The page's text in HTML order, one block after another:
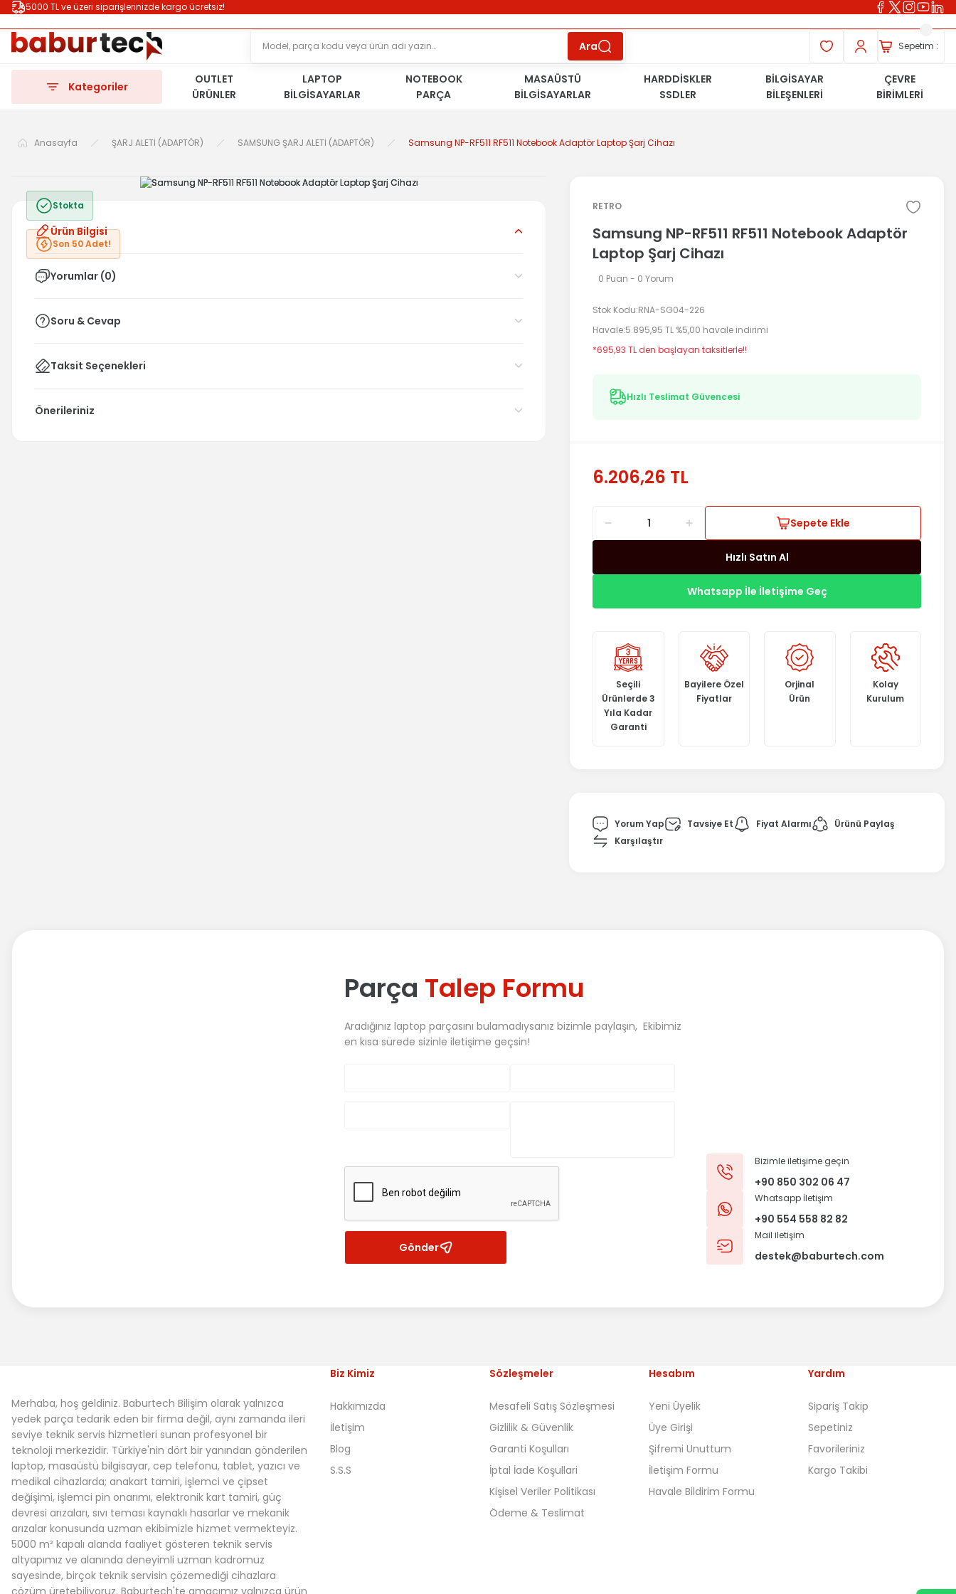
5000 TL ve üzeri siparişlerinizde kargo ücretsiz!
ÜCRETSİZ TESLİMAT İMKANIKOŞULSUZ İADE
HAKKISÜRDÜRÜLEBİLİR ÜRÜNLER
Ara Sepetim :
Kategoriler
OUTLET
ÜRÜNLER
LAPTOP
BİLGİSAYARLAR
NOTEBOOK
PARÇA
MASAÜSTÜ
BİLGİSAYARLAR
HARDDİSKLER
SSDLER
BİLGİSAYAR
BİLEŞENLERİ
ÇEVRE
BİRİMLERİ
Anasayfa ŞARJ ALETİ (ADAPTÖR) SAMSUNG ŞARJ ALETİ (ADAPTÖR) Samsung NP-RF511 RF511 Notebook Adaptör Laptop Şarj Cihazı
Stokta
Son 50 Adet!
Ürün Bilgisi
Yorumlar (0)
Soru & Cevap
Taksit Seçenekleri
Önerileriniz
RETRO
Samsung NP-RF511 RF511 Notebook Adaptör
Laptop Şarj Cihazı
0 Puan - 0 Yorum
Stok Kodu RNA-SG04-226
Havale 5.895,95 TL %5,00 havale indirimi
*695,93 TL den başlayan taksitlerle!!
Hızlı Teslimat Güvencesi
6.206,26 TL
Sepete Ekle
Hızlı Satın Al
Whatsapp İle İletişime Geç
Seçili
Ürünlerde 3
Yıla Kadar
Garanti
Bayilere Özel
Fiyatlar
Orjinal
Ürün
Kolay
Kurulum
Yorum Yap Tavsiye Et Fiyat Alarmı
Ürünü Paylaş
Karşılaştır
Parça Talep Formu
Aradığınız laptop parçasını bulamadıysanız bizimle paylaşın, Ekibimiz
en kısa sürede sizinle iletişime geçsin!
Gönder
Bizimle iletişime geçin
+90 850 302 06 47
Whatsapp İletişim
+90 554 558 82 82
Mail iletişim
destek@baburtech.com
Merhaba, hoş geldiniz. Baburtech Bilişim olarak yalnızca
yedek parça tedarik eden bir firma değil, aynı zamanda ileri
seviye teknik servis hizmetleri sunan profesyonel bir
teknoloji merkezidir. Türkiye'nin dört bir yanından gönderilen
laptop, masaüstü bilgisayar, cep telefonu, tablet, yazıcı ve
medikal cihazlarda; anakart tamiri, işlemci ve çipset
değişimi, işlemci pin onarımı, elektronik kart tamiri, güç
devresi arızaları, sıvı teması kaynaklı hasarlar ve mekanik
arızalar konusunda uzman ekibimizle hizmet vermekteyiz.
5000 m² kapalı alanda faaliyet gösteren teknik servis
altyapımız ve alanında deneyimli uzman kadromuz
sayesinde, birçok teknik servisin çözemediği cihazlara
çözüm üretebiliyoruz. Baburtech'te amacımız yalnızca ürün
Biz Kimiz
Hakkımızda
İletişim
Blog
S.S.S
Sözleşmeler
Mesafeli Satış Sözleşmesi
Gizlilik & Güvenlik
Garanti Koşulları
İptal İade Koşullari
Kişisel Veriler Politikası
Ödeme & Teslimat
Hesabım
Yeni Üyelik
Üye Girişi
Şifremi Unuttum
İletişim Formu
Havale Bildirim Formu
Yardım
Sipariş Takip
Sepetiniz
Favorileriniz
Kargo Takibi